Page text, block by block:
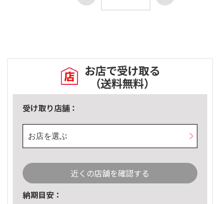
お店で受け取る
（送料無料）
受け取り店舗：
お店を選ぶ
近くの店舗を確認する
納期目安：